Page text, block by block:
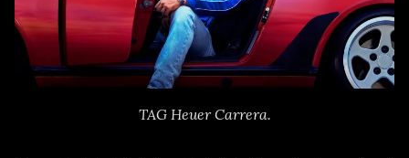
TAG Heuer Carrera.